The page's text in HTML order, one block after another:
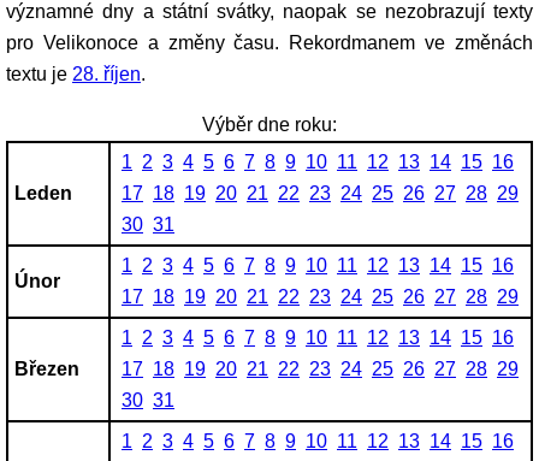
významné dny a státní svátky, naopak se nezobrazují texty
pro Velikonoce a změny času. Rekordmanem ve změnách
textu je 28. říjen.
Výběr dne roku:
Leden
1 2 3 4 5 6 7 8 9 10 11 12 13 14 15 16
17 18 19 20 21 22 23 24 25 26 27 28 29
30 31
Únor
1 2 3 4 5 6 7 8 9 10 11 12 13 14 15 16
17 18 19 20 21 22 23 24 25 26 27 28 29
Březen
1 2 3 4 5 6 7 8 9 10 11 12 13 14 15 16
17 18 19 20 21 22 23 24 25 26 27 28 29
30 31
1 2 3 4 5 6 7 8 9 10 11 12 13 14 15 16